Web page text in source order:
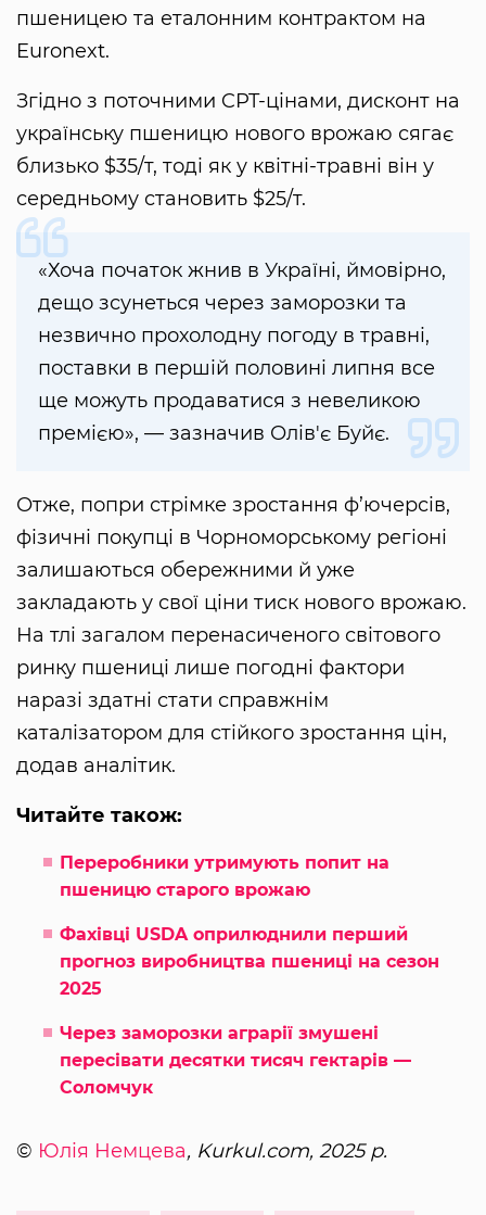
пшеницею та еталонним контрактом на
Euronext.
Згідно з поточними CPT-цінами, дисконт на
українську пшеницю нового врожаю сягає
близько $35/т, тоді як у квітні-травні він у
середньому становить $25/т.
«Хоча початок жнив в Україні, ймовірно,
дещо зсунеться через заморозки та
незвично прохолодну погоду в травні,
поставки в першій половині липня все
ще можуть продаватися з невеликою
премією», — зазначив Олів'є Буйє.
Отже, попри стрімке зростання ф’ючерсів,
фізичні покупці в Чорноморському регіоні
залишаються обережними й уже
закладають у свої ціни тиск нового врожаю.
На тлі загалом перенасиченого світового
ринку пшениці лише погодні фактори
наразі здатні стати справжнім
каталізатором для стійкого зростання цін,
додав аналітик.
Читайте також:
Переробники утримують попит на
пшеницю старого врожаю
Фахівці USDA оприлюднили перший
прогноз виробництва пшениці на сезон
2025
Через заморозки аграрії змушені
пересівати десятки тисяч гектарів —
Соломчук
© Юлія Немцева, Kurkul.com, 2025 р.